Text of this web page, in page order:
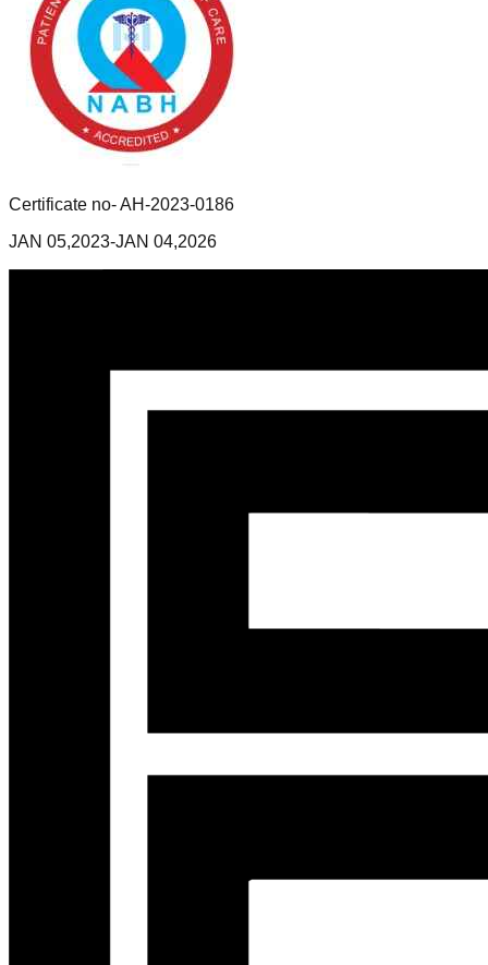
Certificate no- AH-2023-0186
JAN 05,2023-JAN 04,2026